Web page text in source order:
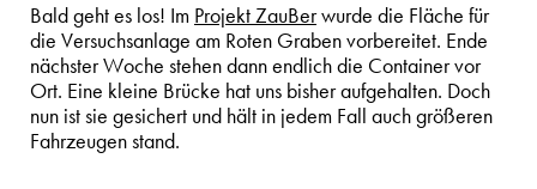
Bald geht es los! Im Projekt ZauBerwurde die Fläche für
die Versuchsanlage am Roten Graben vorbereitet. Ende
nächster Woche stehen dann endlich die Container vor
Ort. Eine kleine Brücke hat uns bisher aufgehalten. Doch
nun ist sie gesichert und hält in jedem Fall auch größeren
Fahrzeugen stand.